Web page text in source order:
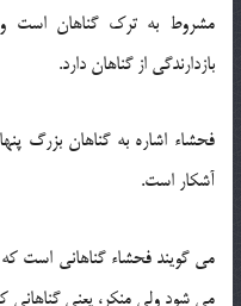
مشروط به ترك گناهان است و
بازدارندگی از گناهان دارد.
فحشاء اشاره به گناهان بزرگ
آشكار است.
می گویند فحشاء گناهانی است كه
می شود ولی منكر، یعنی گناهانی